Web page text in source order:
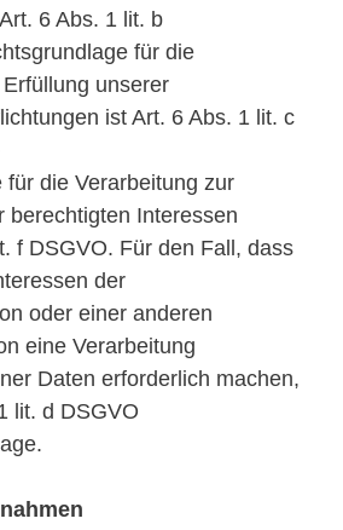
6 Abs. 1 lit. b
für die
unserer
ist Art. 6 Abs. 1 lit. c
für die Verarbeitung zur
berechtigten Interessen
f DSGVO. Für den Fall, dass
der
oder einer anderen
eine Verarbeitung
Daten erforderlich machen,
lit. d DSGVO